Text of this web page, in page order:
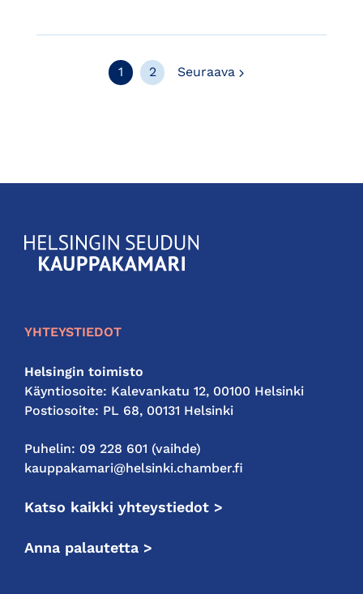
1 2 Seuraava
KauppakamariHelsingin
seudun
YHTEYSTIEDOT
Helsingin toimisto
Käyntiosoite: Kalevankatu 12, 00100 Helsinki
Postiosoite: PL 68, 00131 Helsinki
Puhelin: 09 228 601 (vaihde)
kauppakamari@helsinki.chamber.fi
Katso kaikki yhteystiedot >
Anna palautetta >